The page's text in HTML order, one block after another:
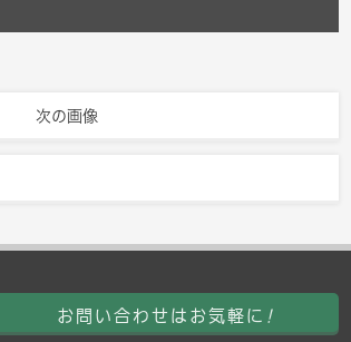
次の画像
お問い合わせはお気軽に !